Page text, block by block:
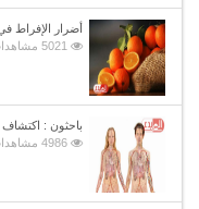
أضرار الإفراط
5021 مشاهدات
باحثون :
4986 مشاهدات